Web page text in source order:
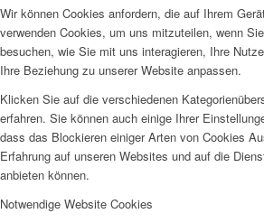
Wir können Cookies anfordern, die auf Ihrem
verwenden Cookies, um uns mitzuteilen, wenn
besuchen, wie Sie mit uns interagieren, Ihre
Ihre Beziehung zu unserer Website anpassen.
Klicken Sie auf die verschiedenen
erfahren. Sie können auch einige Ihrer
dass das Blockieren einiger Arten von Cookies
Erfahrung auf unseren Websites und auf die
anbieten können.
Notwendige Website Cookies